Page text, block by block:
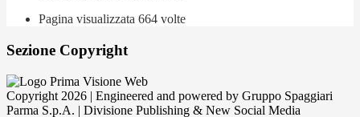
Pagina visualizzata 664 volte
Sezione Copyright
Copyright 2026 | Engineered and powered by Gruppo Spaggiari
Parma S.p.A. | Divisione Publishing & New Social Media